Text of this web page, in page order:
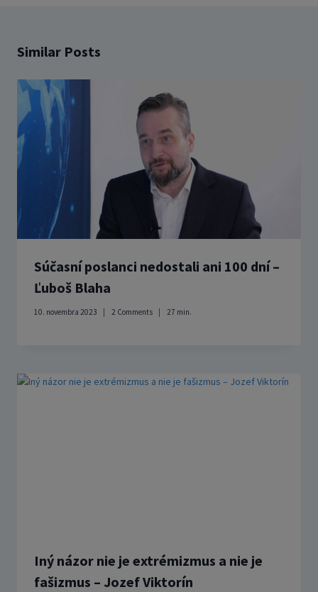
Similar Posts
Súčasní poslanci nedostali ani 100 dní –
Ľuboš Blaha
10. novembra 2023 2 Comments 27 min.
Iný názor nie je extrémizmus a nie je
fašizmus – Jozef Viktorín